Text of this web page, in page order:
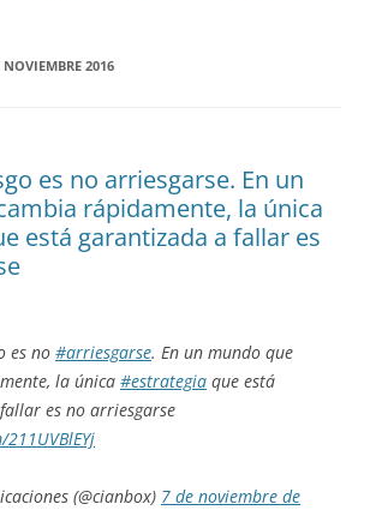
NOVIEMBRE 2016
es no arriesgarse. En un
rápidamente, la única
está garantizada a fallar es
es no #arriesgarse. En un mundo que
la única #estrategia que está
es no arriesgarse
(@cianbox) 7 de noviembre de